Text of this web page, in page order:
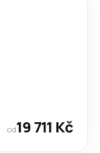
od19 711 Kč